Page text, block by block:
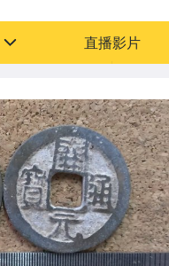
直播影片